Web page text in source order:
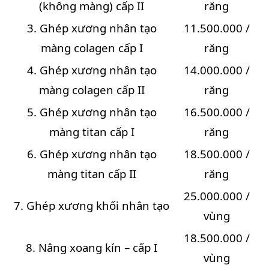
(không màng) cấp II
răng
3. Ghép xương nhân tạo
màng colagen cấp I
11.500.000 /
răng
4. Ghép xương nhân tạo
màng colagen cấp II
14.000.000 /
răng
5. Ghép xương nhân tạo
màng titan cấp I
16.500.000 /
răng
6. Ghép xương nhân tạo
màng titan cấp II
18.500.000 /
răng
7. Ghép xương khối nhân tạo
25.000.000 /
vùng
8. Nâng xoang kín – cấp I
18.500.000 /
vùng